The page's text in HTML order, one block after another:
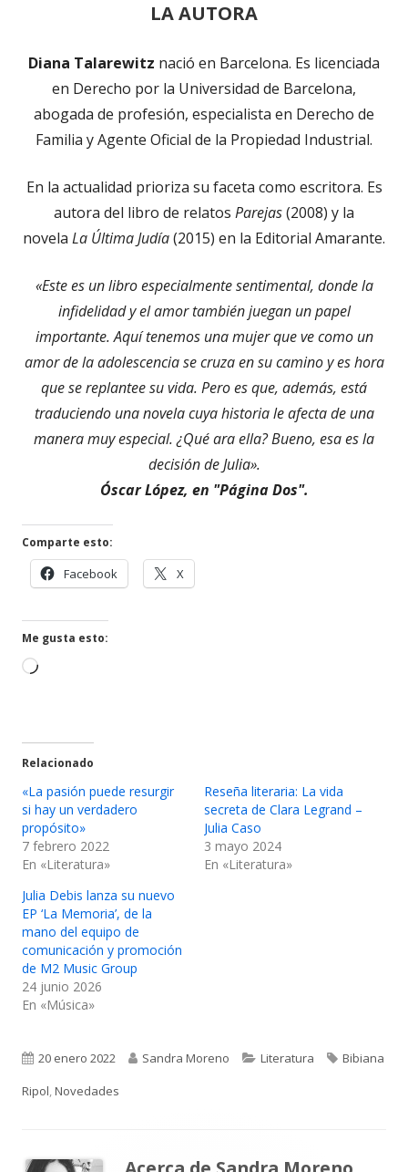
LA AUTORA
Diana Talarewitz nació en Barcelona. Es licenciada
en Derecho por la Universidad de Barcelona,
abogada de profesión, especialista en Derecho de
Familia y Agente Oficial de la Propiedad Industrial.
En la actualidad prioriza su faceta como escritora. Es
autora del libro de relatos Parejas(2008) y la
novela La Última Judía(2015) en la Editorial Amarante.
«Este es un libro especialmente sentimental, donde la
infidelidad y el amor también juegan un papel
importante. Aquí tenemos una mujer que ve como un
amor de la adolescencia se cruza en su camino y es hora
que se replantee su vida. Pero es que, además, está
traduciendo una novela cuya historia le afecta de una
manera muy especial. ¿Qué ara ella? Bueno, esa es la
decisión de Julia».
Óscar López, en "Página Dos".
Comparte esto:
Facebook
en
X
en
Me gusta esto:
Cargando...
Relacionado
«La pasión puede resurgir
si hay un verdadero
propósito»
7 febrero 2022
En «Literatura»
Reseña literaria: La vida
secreta de Clara Legrand –
Julia Caso
3 mayo 2024
En «Literatura»
Julia Debis lanza su nuevo
EP ‘La Memoria’, de la
mano del equipo de
comunicación y promoción
de M2 Music Group
24 junio 2026
En «Música»
Publicado
el
20 enero 2022 Autor
Sandra Moreno Categorías
Literatura Etiquetas
Bibiana
Ripol,Novedades